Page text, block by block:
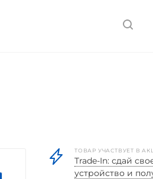
ТОВАР УЧАСТВУЕТ В
Trade-In: сдай
устройство и